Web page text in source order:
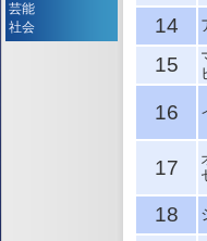
14
15
16
17
18
芸能
社会